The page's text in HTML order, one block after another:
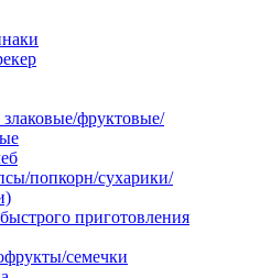
фруктовые/
попкорн/сухарики/
приготовления
семечки